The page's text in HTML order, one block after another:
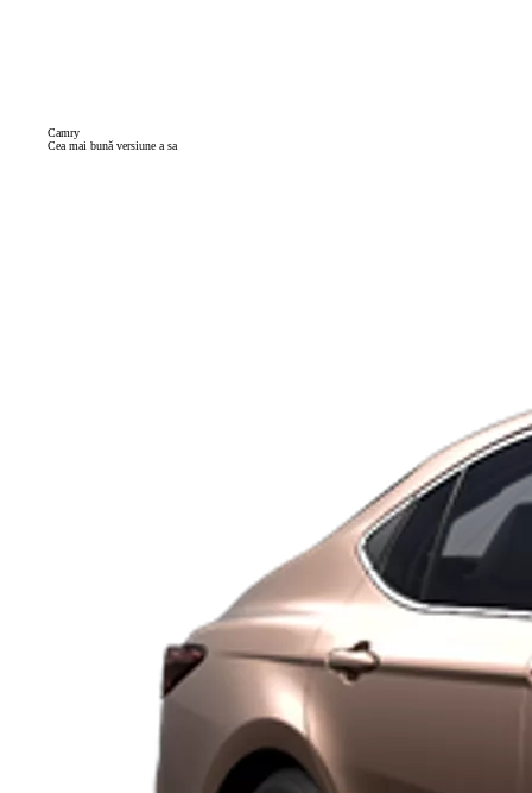
Camry
Cea mai bună versiune a sa